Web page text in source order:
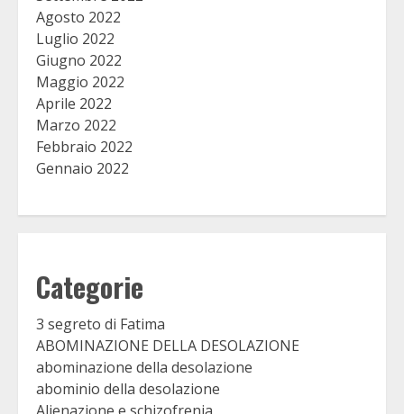
Agosto 2022
Luglio 2022
Giugno 2022
Maggio 2022
Aprile 2022
Marzo 2022
Febbraio 2022
Gennaio 2022
Categorie
3 segreto di Fatima
ABOMINAZIONE DELLA DESOLAZIONE
abominazione della desolazione
abominio della desolazione